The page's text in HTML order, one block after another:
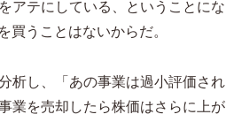
アテにしている、ということにな
買うことはないからだ。
析し、「あの事業は過小評価され
業を売却したら株価はさらに上が